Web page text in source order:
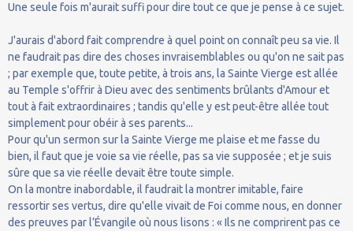
Une seule fois m'aurait suffi pour dire tout ce que je pense à ce sujet.
J'aurais d'abord fait comprendre à quel point on connaît peu sa vie. Il
ne faudrait pas dire des choses invraisemblables ou qu'on ne sait pas
; par exemple que, toute petite, à trois ans, la Sainte Vierge est allée
au Temple s'offrir à Dieu avec des sentiments brûlants d'Amour et
tout à fait extraordinaires ; tandis qu'elle y est peut-être allée tout
simplement pour obéir à ses parents...
Pour qu'un sermon sur la Sainte Vierge me plaise et me fasse du
bien, il faut que je voie sa vie réelle, pas sa vie supposée ; et je suis
sûre que sa vie réelle devait être toute simple.
On la montre inabordable, il faudrait la montrer imitable, faire
ressortir ses vertus, dire qu'elle vivait de Foi comme nous, en donner
des preuves par l’Évangile où nous lisons : « Ils ne comprirent pas ce